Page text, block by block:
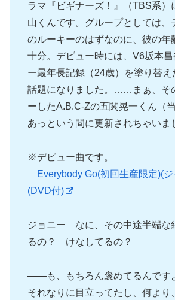
ラマ『ビギナーズ！』（TBS系）
山くんです。グループとしては、
のルーキーのはずなのに、彼の年
十分。デビュー時には、V6坂本昌
ー最年長記録（24歳）を塗り替え
話題になりました。……まぁ、そ
ーしたA.B.C-Zの五関晃一くん（
あっという間に更新されちゃいま
※デビュー曲です。
Everybody Go(初回生産限定)(
(DVD付)
ジョニー なに、その中途半端
るの？ けなしてるの？
――も、もちろん褒めてるんです
それなりに目立ってたし、何より